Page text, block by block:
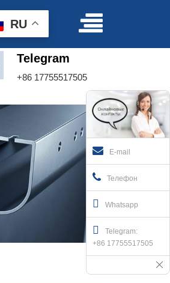
Делать предложение
Telegram
+86 17755517505
E-mail
Телефон
Whatsapp
Telegram:
+86 17755517505
RU